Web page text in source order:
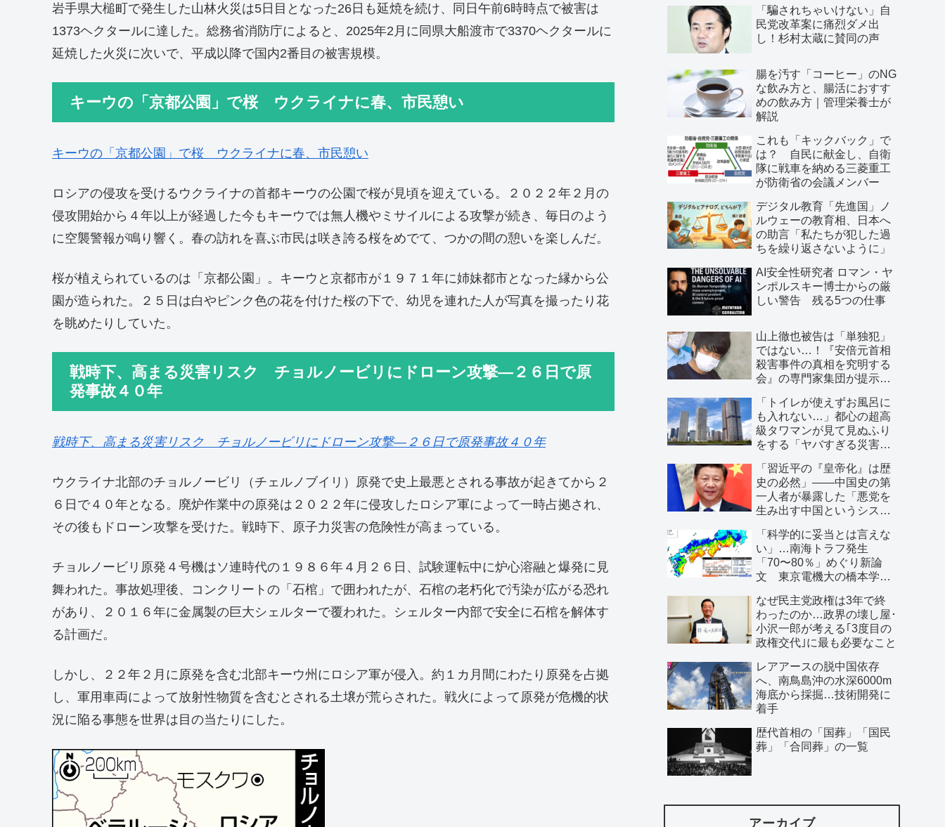
岩手県大槌町で発生した山林火災は5日目となった26日も延焼を続け、同日午前6時時点で被害は
1373ヘクタールに達した。総務省消防庁によると、2025年2月に同県大船渡市で3370ヘクタールに
延焼した火災に次いで、平成以降で国内2番目の被害規模。
キーウの「京都公園」で桜 ウクライナに春、市民憩い
キーウの「京都公園」で桜 ウクライナに春、市民憩い
ロシアの侵攻を受けるウクライナの首都キーウの公園で桜が見頃を迎えている。２０２２年２月の
侵攻開始から４年以上が経過した今もキーウでは無人機やミサイルによる攻撃が続き、毎日のよう
に空襲警報が鳴り響く。春の訪れを喜ぶ市民は咲き誇る桜をめでて、つかの間の憩いを楽しんだ。
桜が植えられているのは「京都公園」。キーウと京都市が１９７１年に姉妹都市となった縁から公
園が造られた。２５日は白やピンク色の花を付けた桜の下で、幼児を連れた人が写真を撮ったり花
を眺めたりしていた。
戦時下、高まる災害リスク チョルノービリにドローン攻撃―２６日で原
発事故４０年
戦時下、高まる災害リスク チョルノービリにドローン攻撃―２６日で原発事故４０年
ウクライナ北部のチョルノービリ（チェルノブイリ）原発で史上最悪とされる事故が起きてから２
６日で４０年となる。廃炉作業中の原発は２０２２年に侵攻したロシア軍によって一時占拠され、
その後もドローン攻撃を受けた。戦時下、原子力災害の危険性が高まっている。
チョルノービリ原発４号機はソ連時代の１９８６年４月２６日、試験運転中に炉心溶融と爆発に見
舞われた。事故処理後、コンクリートの「石棺」で囲われたが、石棺の老朽化で汚染が広がる恐れ
があり、２０１６年に金属製の巨大シェルターで覆われた。シェルター内部で安全に石棺を解体す
る計画だ。
しかし、２２年２月に原発を含む北部キーウ州にロシア軍が侵入。約１カ月間にわたり原発を占拠
し、軍用車両によって放射性物質を含むとされる土壌が荒らされた。戦火によって原発が危機的状
況に陥る事態を世界は目の当たりにした。
「騙されちゃいけない」自
民党改革案に痛烈ダメ出
し！杉村太蔵に賛同の声
腸を汚す「コーヒー」のNG
な飲み方と、腸活におすす
めの飲み方｜管理栄養士が
解説
これも「キックバック」で
は？ 自民に献金し、自衛
隊に戦車を納める三菱重工
が防衛省の会議メンバー
デジタル教育「先進国」ノ
ルウェーの教育相、日本へ
の助言「私たちが犯した過
ちを繰り返さないように」
AI安全性研究者 ロマン・ヤ
ンポルスキー博士からの厳
しい警告 残る5つの仕事
山上徹也被告は「単独犯」
ではない…！『安倍元首相
殺害事件の真相を究明する
会』の専門家集団が提示し
「トイレが使えずお風呂に
も入れない…」都心の超高
級タワマンが見て見ぬふり
をする「ヤバすぎる災害リ
「習近平の『皇帝化』は歴
史の必然」――中国史の第
一人者が暴露した「悪党を
生み出す中国というシステ
「科学的に妥当とは言えな
い」…南海トラフ発生
「70〜80％」めぐり新論
文 東京電機大の橋本学特
なぜ民主党政権は3年で終
わったのか…政界の壊し屋･
小沢一郎が考える｢3度目の
政権交代｣に最も必要なこと
レアアースの脱中国依存
へ、南鳥島沖の水深6000m
海底から採掘…技術開発に
着手
歴代首相の「国葬」「国民
葬」「合同葬」の一覧
アーカイブ